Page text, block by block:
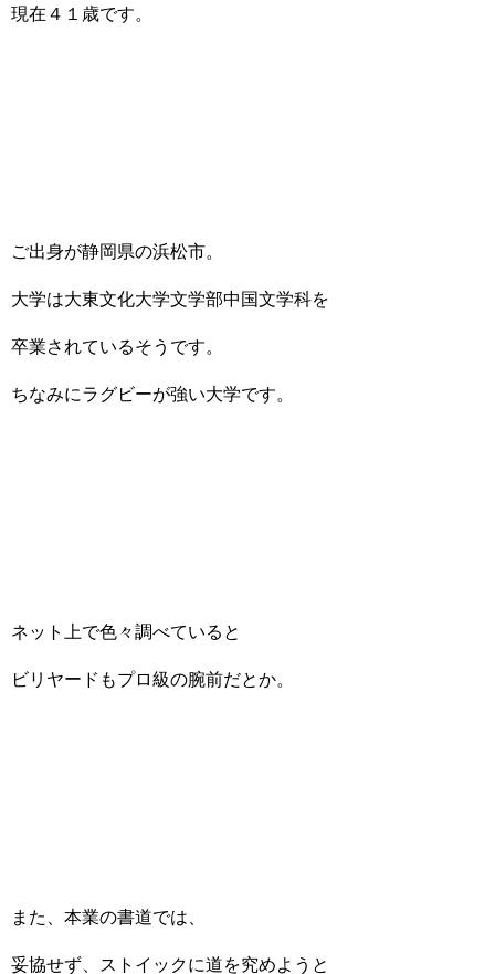
現在４１歳です。
ご出身が静岡県の浜松市。
大学は大東文化大学文学部中国文学科を
卒業されているそうです。
ちなみにラグビーが強い大学です。
ネット上で色々調べていると
ビリヤードもプロ級の腕前だとか。
また、本業の書道では、
妥協せず、ストイックに道を究めようと